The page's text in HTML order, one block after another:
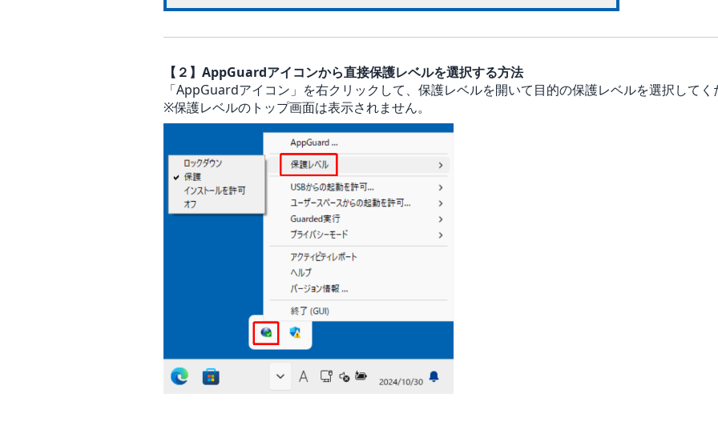
【２】AppGuardアイコンから直接保護レベルを選択する方法
「AppGuardアイコン」を右クリックして、保護レベルを開いて目的の保護レベルを選択してく
※保護レベルのトップ画面は表示されません。